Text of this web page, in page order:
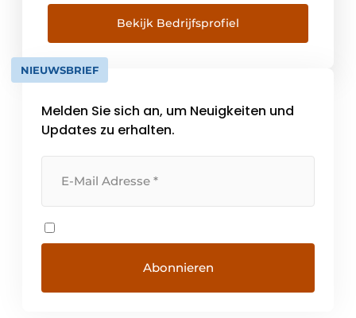
Wir glauben, dass die Entwicklungen zu
schnell voranschreiten, um sie für sich zu
behalten. Die Technologien sind zu
einflussreich, um sie nicht zu erforschen. Die
Projekte [...]
Bekijk Bedrijfsprofiel
NIEUWSBRIEF
Melden Sie sich an, um Neuigkeiten und
Updates zu erhalten.